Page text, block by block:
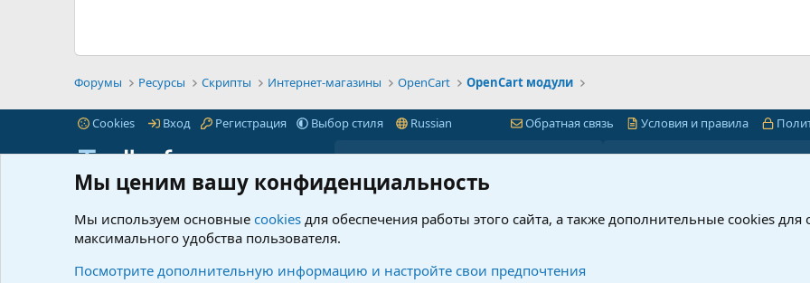
Форумы Ресурсы Скрипты Интернет-магазины OpenCart OpenCart модули
Cookies Вход Регистрация Выбор стиля Russian Обратная связь Условия и правила
iTnull.info - это популярный форум для веб-
мастеров любого уровня. Читать далее...
© 2021-2026 iTnull.info |XenForo® © 2026 XenForo Ltd.
Маркет
Ресурсы
Интернет-магазин + CRM
Мы ценим вашу конфиденциальность
Мы используем основные cookies для обеспечения работы этого сайта, а также дополнительные cookies для
максимального удобства пользователя.
Посмотрите дополнительную информацию и настройте свои предпочтения